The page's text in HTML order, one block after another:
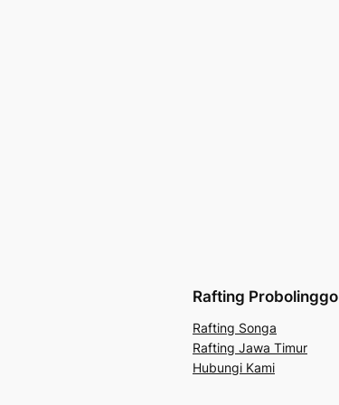
Rafting Probolinggo
Rafting Songa
Rafting Jawa Timur
Hubungi Kami